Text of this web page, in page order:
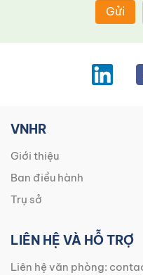
Gửi
VNHR
Giới thiệu
Ban điều hành
Trụ sở
LIÊN HỆ VÀ HỖ TRỢ
Liên hệ văn phòng: